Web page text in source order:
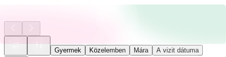
Gyermek Közelemben Mára
A vizit dátuma